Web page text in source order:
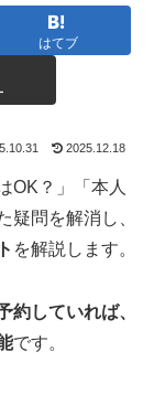
はてブ
2025.12.18
OK？」「本人
疑問を解消し、
を解説します。
約していれば、
です。